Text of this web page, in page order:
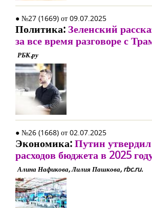
● №27 (1669) от 09.07.2025
Политика: Зеленский
за все время разговоре с
РБК.ру
● №26 (1668) от 02.07.2025
Экономика:Путин
расходов бюджета в 2025
Алина Нафикова, Лилия Пашкова, rbc.ru.